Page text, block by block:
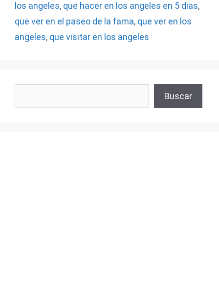
los angeles, que hacer en los angeles en 5 dias,
que ver en el paseo de la fama, que ver en los
angeles, que visitar en los angeles
Buscar